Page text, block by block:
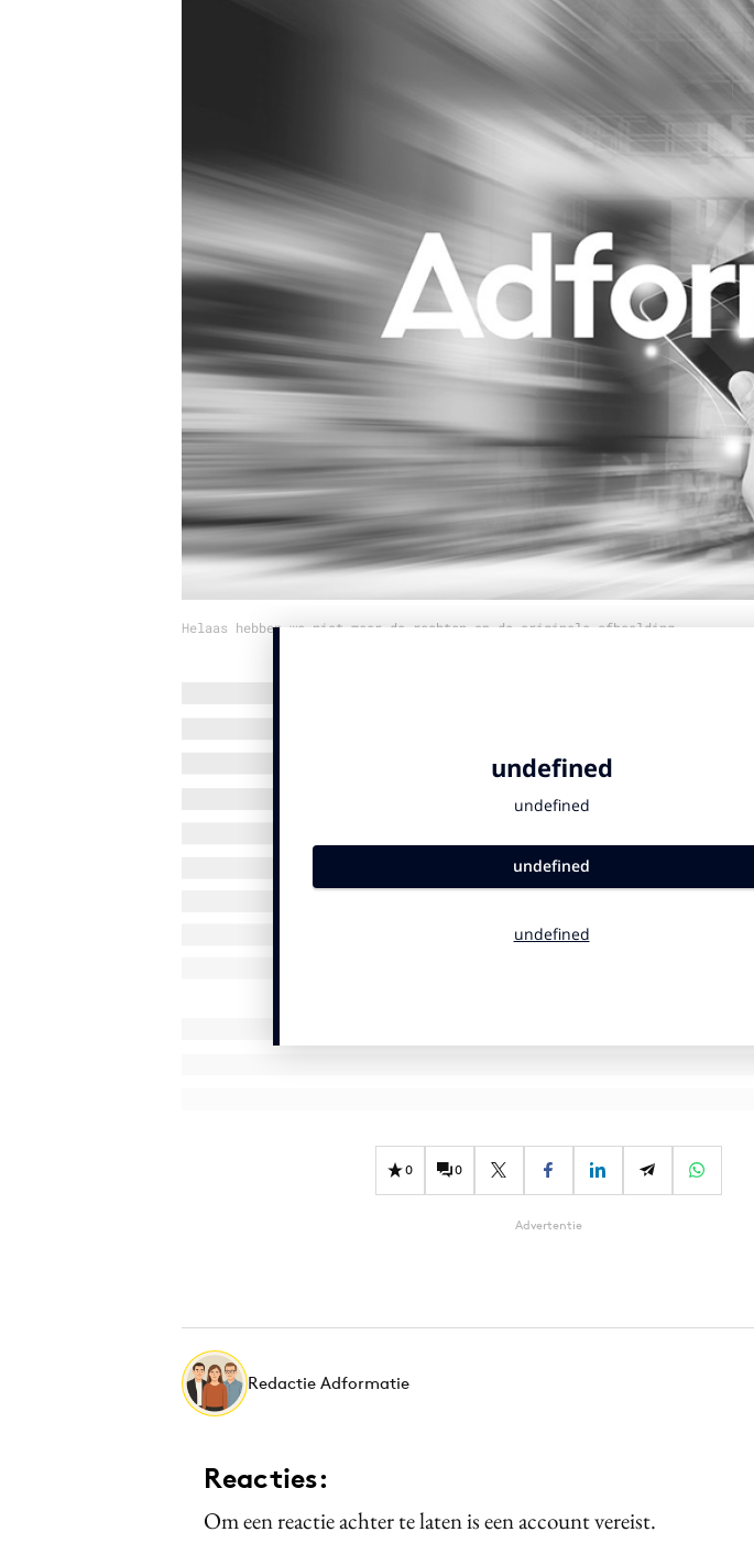
Gedragsverandering
Influencer marketing
Interne communicatie
Helaas hebben we niet meer de rechten op de originele afbeelding
0 0
Advertentie
Redactie Adformatie
Reacties:
Om een reactie achter te laten is een account vereist.